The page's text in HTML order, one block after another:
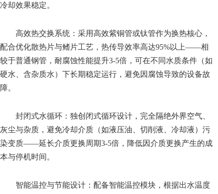
冷却效果稳定。
高效热交换系统：采用高效紫铜管或钛管作为换热核心，
配合优化散热片与鳍片工艺，热传导效率高达95%以上——相
较于普通钢管，耐腐蚀性能提升3-5倍，可在不同水质条件（如
硬水、含杂质水）下长期稳定运行，避免因腐蚀导致的设备故
障。
封闭式水循环：独创闭式循环设计，完全隔绝外界空气、
灰尘与杂质，避免冷却介质（如液压油、切削液、冷却液）污
染变质——延长介质更换周期3-5倍，降低因介质更换产生的成
本与停机时间。
智能温控与节能设计：配备智能温控模块，根据出水温度